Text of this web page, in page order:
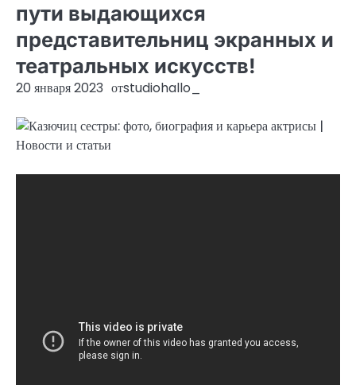
пути выдающихся
представительниц экранных и
театральных искусств!
20 января 2023 отstudiohallo_